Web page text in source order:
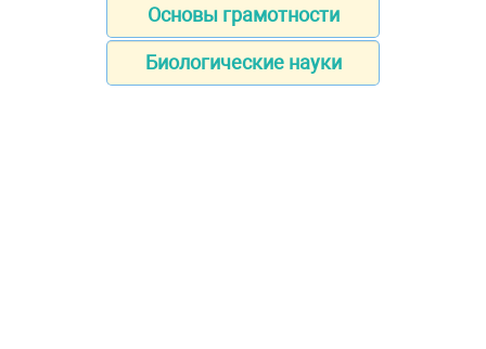
Основы грамотности
Биологические науки